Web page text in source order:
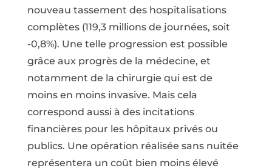
nouveau tassement des hospitalisations
complètes (119,3 millions de journées, soit
-0,8%). Une telle progression est possible
grâce aux progrès de la médecine, et
notamment de la chirurgie qui est de
moins en moins invasive. Mais cela
correspond aussi à des incitations
financières pour les hôpitaux privés ou
publics. Une opération réalisée sans nuitée
représentera un coût bien moins élevé